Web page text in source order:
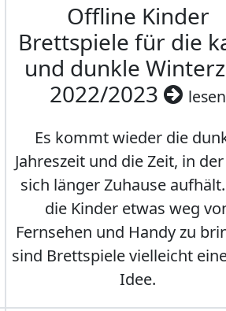
Offline Kinder
Brettspiele für die
und dunkle
2022/2023
lesen
Es kommt wieder die
Jahreszeit und die Zeit, in
sich länger Zuhause
die Kinder etwas weg
Fernsehen und Handy zu
sind Brettspiele vielleicht
Idee.